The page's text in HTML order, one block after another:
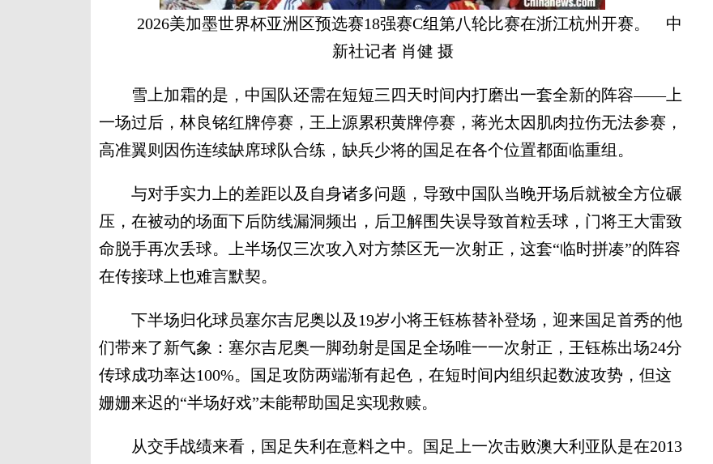
2026美加墨世界杯亚洲区预选赛18强赛C组第八轮比赛在浙江杭州开赛。 中
新社记者 肖健 摄
雪上加霜的是，中国队还需在短短三四天时间内打磨出一套全新的阵容——上
一场过后，林良铭红牌停赛，王上源累积黄牌停赛，蒋光太因肌肉拉伤无法参赛，
高准翼则因伤连续缺席球队合练，缺兵少将的国足在各个位置都面临重组。
与对手实力上的差距以及自身诸多问题，导致中国队当晚开场后就被全方位碾
压，在被动的场面下后防线漏洞频出，后卫解围失误导致首粒丢球，门将王大雷致
命脱手再次丢球。上半场仅三次攻入对方禁区无一次射正，这套“临时拼凑”的阵容
在传接球上也难言默契。
下半场归化球员塞尔吉尼奥以及19岁小将王钰栋替补登场，迎来国足首秀的他
们带来了新气象：塞尔吉尼奥一脚劲射是国足全场唯一一次射正，王钰栋出场24分
传球成功率达100%。国足攻防两端渐有起色，在短时间内组织起数波攻势，但这
姗姗来迟的“半场好戏”未能帮助国足实现救赎。
从交手战绩来看，国足失利在意料之中。国足上一次击败澳大利亚队是在2013